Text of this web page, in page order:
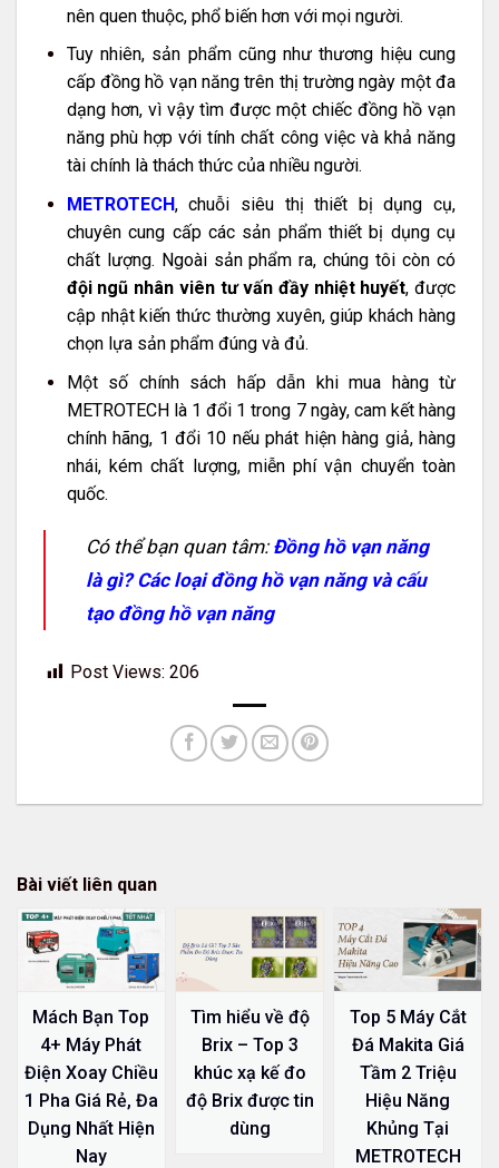
nên quen thuộc, phổ biến hơn với mọi người.
Tuy nhiên, sản phẩm cũng như thương hiệu cung
cấp đồng hồ vạn năng trên thị trường ngày một đa
dạng hơn, vì vậy tìm được một chiếc đồng hồ vạn
năng phù hợp với tính chất công việc và khả năng
tài chính là thách thức của nhiều người.
METROTECH, chuỗi siêu thị thiết bị dụng cụ,
chuyên cung cấp các sản phẩm thiết bị dụng cụ
chất lượng. Ngoài sản phẩm ra, chúng tôi còn có
đội ngũ nhân viên tư vấn đầy nhiệt huyết, được
cập nhật kiến thức thường xuyên, giúp khách hàng
chọn lựa sản phẩm đúng và đủ.
Một số chính sách hấp dẫn khi mua hàng từ
METROTECH là 1 đổi 1 trong 7 ngày, cam kết hàng
chính hãng, 1 đổi 10 nếu phát hiện hàng giả, hàng
nhái, kém chất lượng, miễn phí vận chuyển toàn
quốc.
Có thể bạn quan tâm:Đồng hồ vạn năng
là gì? Các loại đồng hồ vạn năng và cấu
tạo đồng hồ vạn năng
Post Views: 206
Bài viết liên quan
Mách Bạn Top
4+ Máy Phát
Điện Xoay Chiều
1 Pha Giá Rẻ, Đa
Dụng Nhất Hiện
Nay
Tìm hiểu về độ
Brix – Top 3
khúc xạ kế đo
độ Brix được tin
dùng
Top 5 Máy Cắt
Đá Makita Giá
Tầm 2 Triệu
Hiệu Năng
Khủng Tại
METROTECH